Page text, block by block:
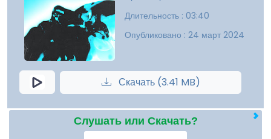
Длительность : 03:40
Опубликовано : 24 март 2024
Скачать (3.41 MB)
Слушать или Скачать?